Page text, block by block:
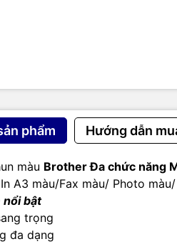
phẩm Hướng dẫn
màu Brother Đa chức năng
A3 màu/Fax màu/ Photo
nổi bật
trọng
đa dạng
Chức
Cỗ máy
fax màu,
dàng xử